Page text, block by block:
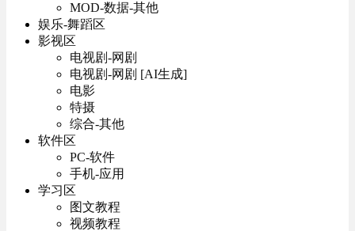
MOD-数据-其他
娱乐-舞蹈区
影视区
电视剧-网剧
电视剧-网剧 [AI生成]
电影
特摄
综合-其他
软件区
PC-软件
手机-应用
学习区
图文教程
视频教程